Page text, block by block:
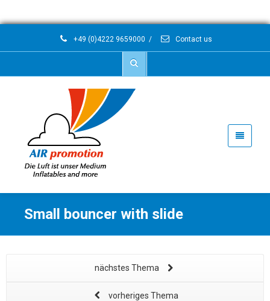
+49 (0)4222 9659000 / Contact us
Small bouncer with slide
nächstes Thema
vorheriges Thema